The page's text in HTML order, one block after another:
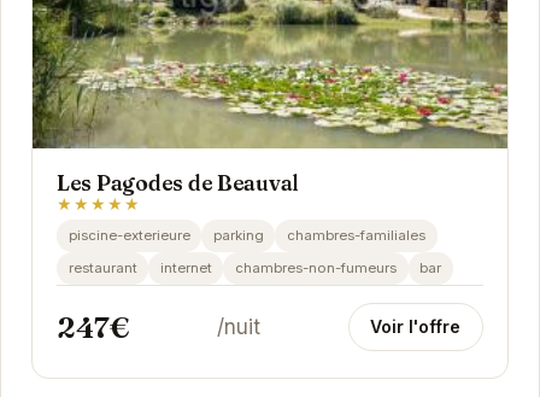
Les Pagodes de Beauval
★★★★★
piscine-exterieure parking
chambres-familiales
restaurant
internet chambres-non-fumeurs bar
247€ /nuit Voir l'offre